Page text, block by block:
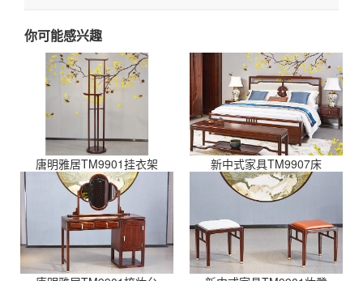
你可能感兴趣
唐明雅居TM9901挂衣架 新中式家具TM9907床